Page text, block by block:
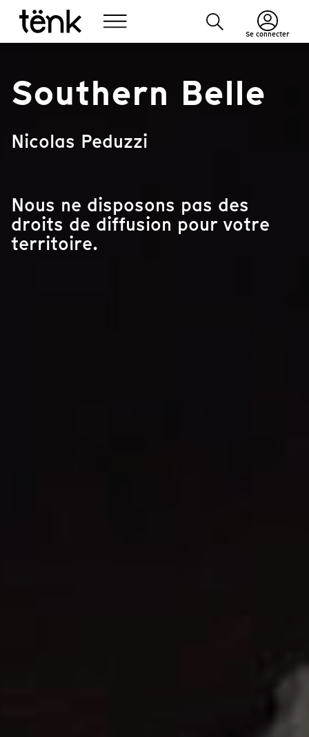
Se connecter
Southern Belle
Nicolas Peduzzi
Nous ne disposons pas des
droits de diffusion pour votre
territoire.